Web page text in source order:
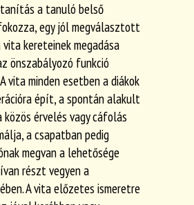
a tanuló belső
egy jól megválasztott
kereteinek megadása
önszabályozó funkció
vita minden esetben a diákok
épít, a spontán alakult
érvelés vagy cáfolás
a csapatban pedig
megvan a lehetősége
részt vegyen a
A vita előzetes ismeretre